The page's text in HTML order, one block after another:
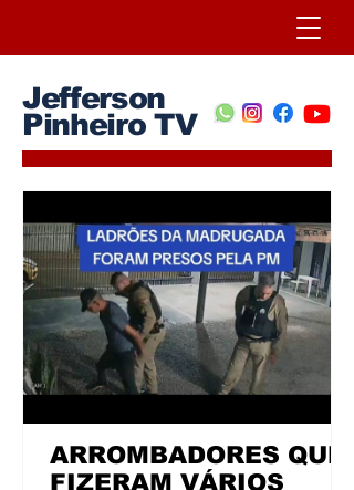
ARROMBADORES QUE
FIZERAM VÁRIOS
Jefferson
Pinheiro TV